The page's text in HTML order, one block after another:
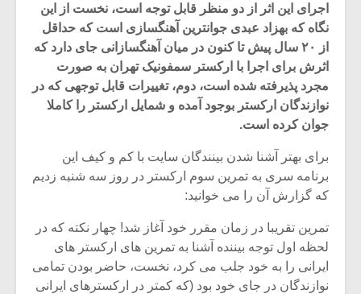
اجرای این اثر از دو منظر قابل توجه است، نخست از این
نگاه که بهزاد عبدی جوانترین آهنگسازی است که حداقل
از ۲۰ سال پیش تا کنون در میان آهنگسازانی جای دارد که
اثرش برای اجرا با ارکستر سمفونیک تهران به صورت
مجرد پذیرفته شده است، دوم، تغییرات قابل توجهی که در
نوازندگان ارکستر بوجود آمده و شمایل ارکستر را کاملا
جوان کرده است.
برای بهتر آشنا شدن بینندگان سایت با کم و کیف این
برنامه سری به تمرین سوم ارکستر در روز سه شنبه زدیم
که گزارش آن را می خوانید:
تمرین تقریبا در زمان مقرر خود آغاز شد! چهار نکته که در
لحظه اول توجه بیننده آشنا به تمرین های ارکستر های
ایرانی را به خود جلب می کرد، نخست، حاضر بودن تمامی
نوازندگان در جای خود بود (که کمتر در ارکسترهای ایرانی